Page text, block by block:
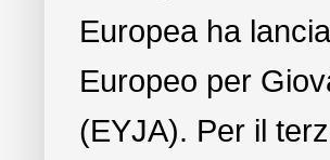
Europea ha
Europeo per
(EYJA). Per il